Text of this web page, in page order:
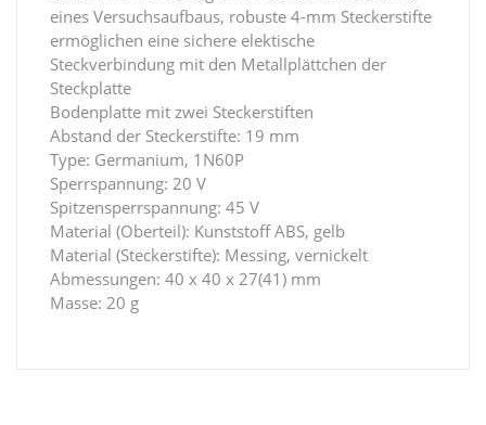
eines Versuchsaufbaus, robuste 4-mm Steckerstifte
ermöglichen eine sichere elektische
Steckverbindung mit den Metallplättchen der
Steckplatte
Bodenplatte mit zwei Steckerstiften
Abstand der Steckerstifte: 19 mm
Type: Germanium, 1N60P
Sperrspannung: 20 V
Spitzensperrspannung: 45 V
Material (Oberteil): Kunststoff ABS, gelb
Material (Steckerstifte): Messing, vernickelt
Abmessungen: 40 x 40 x 27(41) mm
Masse: 20 g